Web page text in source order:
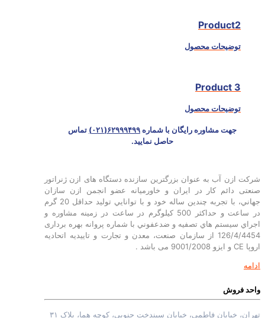
Product2
توضیحات محصول
Product 3
توضیحات محصول
جهت مشاوره رایگان با شماره ۶۲۹۹۹۴۹۹(۰۲۱)
تماس
حاصل نمایید.
شرکت ازن آب به عنوان بزرگترین سازنده دستگاه های ازن ژنراتور
صنعتی دائم کار در ایران و خاورمیانه عضو انجمن ازن سازان
جهاني، با تجربه چندين ساله خود و با توانايي توليد حداقل 20 گرم
در ساعت و حداکثر 500 کیلوگرم در ساعت در زمينه مشاوره و
اجراي سيستم هاي تصفيه و ضدعفوني با شماره پروانه بهره برداری
126/4/4454 از سازمان صنعت، معدن و تجارت و تاییدیه اتحادیه
اروپا CE و ایزو 9001/2008 می باشد .
ادامه
واحد فروش
تهران، خیابان فاطمی، خیابان سیندخت جنوبی، کوچه هما، پلاک ۳۱